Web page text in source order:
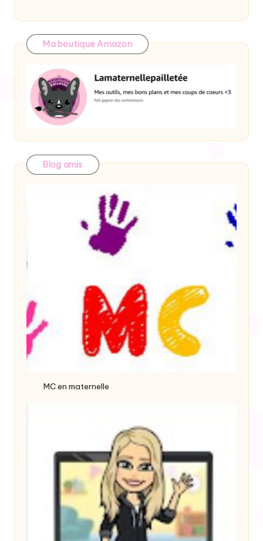
Ma boutique Amazon
Blog amis
MC en maternelle